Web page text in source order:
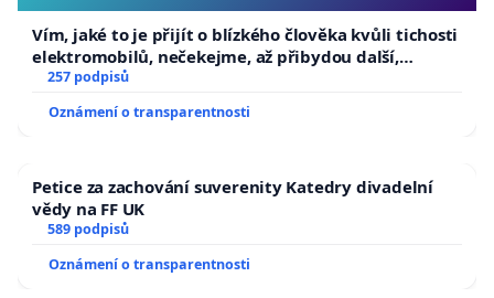
Edit: Pan Tomaštík zvládl na utěku z Uherského
Hradiště vydat i vyjádření, přiznává chybu, prý se
bál stav psa řešit a celou tuto "situaci" odůvodnil
Každý normální člověk chápe že každý živý tvor
potřebuje základní potřeby jako my lidé, pokud
toto člověk nechápe tak je něco opravdu špatně.
Psychické problémy neberu na lehkou váhu, ale
Vím, jaké to je přijít o blízkého člověka kvůli tichosti
elektromobilů, nečekejme, až přibydou další,
zaveďme slyšitelná auta!
257 podpisů
Oznámení o transparentnosti
Petice za zachování suverenity Katedry divadelní
vědy na FF UK
589 podpisů
Oznámení o transparentnosti